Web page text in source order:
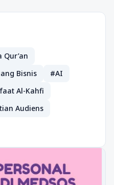
Qur’an
Bisnis
#AI
Al-Kahfi
Audiens